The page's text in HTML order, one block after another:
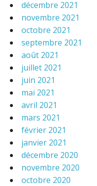
décembre 2021
novembre 2021
octobre 2021
septembre 2021
août 2021
juillet 2021
juin 2021
mai 2021
avril 2021
mars 2021
février 2021
janvier 2021
décembre 2020
novembre 2020
octobre 2020